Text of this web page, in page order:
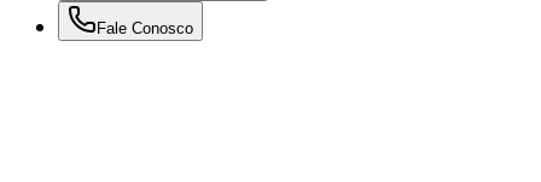
Fale Conosco